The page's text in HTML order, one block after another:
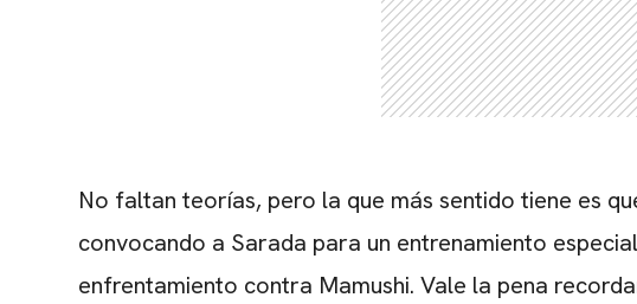
No faltan teorías, pero la que más sentido tiene es
convocando a Sarada para un entrenamiento
enfrentamiento contra Mamushi. Vale la pena